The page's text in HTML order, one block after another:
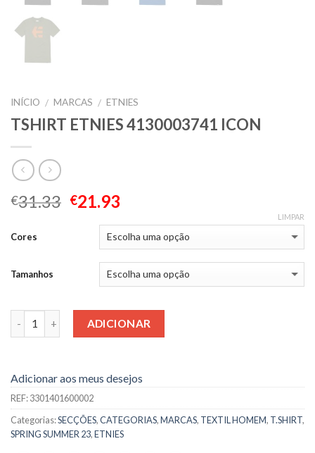
INÍCIO / MARCAS / ETNIES
TSHIRT ETNIES 4130003741 ICON
€31.33 €21.93
Cores
Tamanhos
LIMPAR
Quantidade ADICIONAR
Adicionar aos meus desejos
REF:3301401600002
Categorias:SECÇÕES,CATEGORIAS,MARCAS, TEXTIL HOMEM, T.SHIRT,
SPRING SUMMER 23,ETNIES